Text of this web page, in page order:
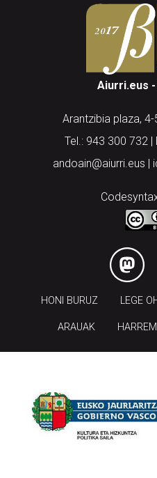
Aiurri.eus
Arantzibia plaza,
Tel.: 943 300 732 |
andoain@aiurri.eus |
HONI BURUZ LEGE
ARAUAK